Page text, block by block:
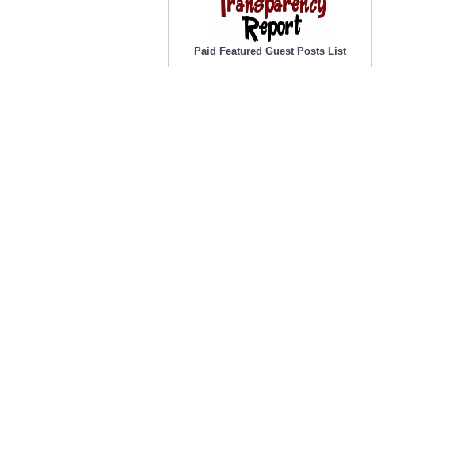
Paid Featured Guest Posts List